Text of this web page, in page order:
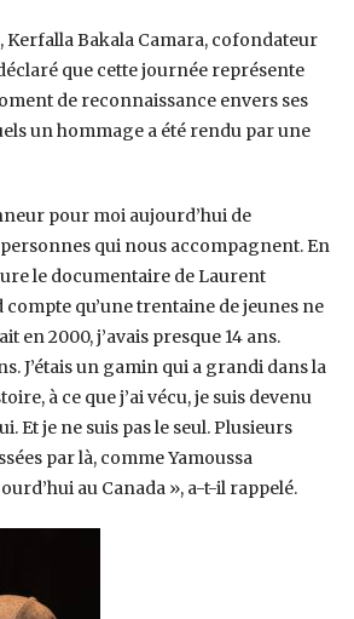
Kerfalla Bakala Camara, cofondateur
que cette journée représente
de reconnaissance envers ses
un hommage a été rendu par une
pour moi aujourd’hui de
qui nous accompagnent. En
le documentaire de Laurent
compte qu’une trentaine de jeunes ne
en 2000, j’avais presque 14 ans.
J’étais un gamin qui a grandi dans la
à ce que j’ai vécu, je suis devenu
Et je ne suis pas le seul. Plusieurs
par là, comme Yamoussa
au Canada », a-t-il rappelé.